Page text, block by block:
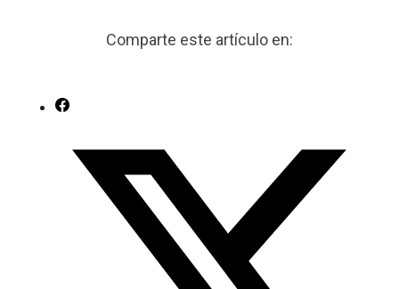
Comparte este artículo en: